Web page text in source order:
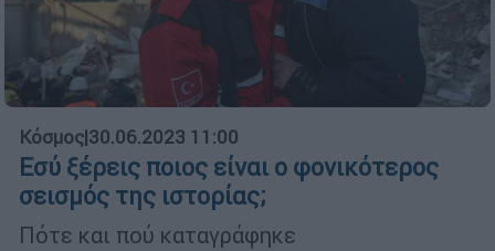
Κόσμος|30.06.2023 11:00
Εσύ ξέρεις ποιος είναι ο φονικότερος
σεισμός της ιστορίας;
Πότε και πού καταγράφηκε